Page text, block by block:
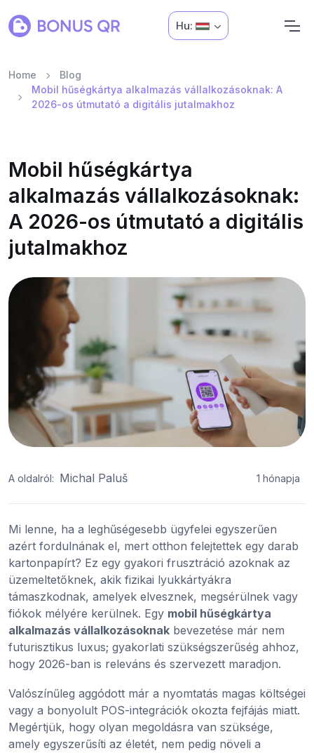
Hu:
Home
Blog
Mobil hűségkártya alkalmazás vállalkozásoknak: A
2026-os útmutató a digitális jutalmakhoz
Mobil hűségkártya
alkalmazás vállalkozásoknak:
A 2026-os útmutató a digitális
jutalmakhoz
A oldalról: Michal Paluš 1 hónapja
Mi lenne, ha a leghűségesebb ügyfelei egyszerűen
azért fordulnának el, mert otthon felejtettek egy darab
kartonpapírt? Ez egy gyakori frusztráció azoknak az
üzemeltetőknek, akik fizikai lyukkártyákra
támaszkodnak, amelyek elvesznek, megsérülnek vagy
fiókok mélyére kerülnek. Egy mobil hűségkártya
alkalmazás vállalkozásoknak bevezetése már nem
futurisztikus luxus; gyakorlati szükségszerűség ahhoz,
hogy 2026-ban is releváns és szervezett maradjon.
Valószínűleg aggódott már a nyomtatás magas költségei
vagy a bonyolult POS-integrációk okozta fejfájás miatt.
Megértjük, hogy olyan megoldásra van szüksége,
amely egyszerűsíti az életét, nem pedig növeli a